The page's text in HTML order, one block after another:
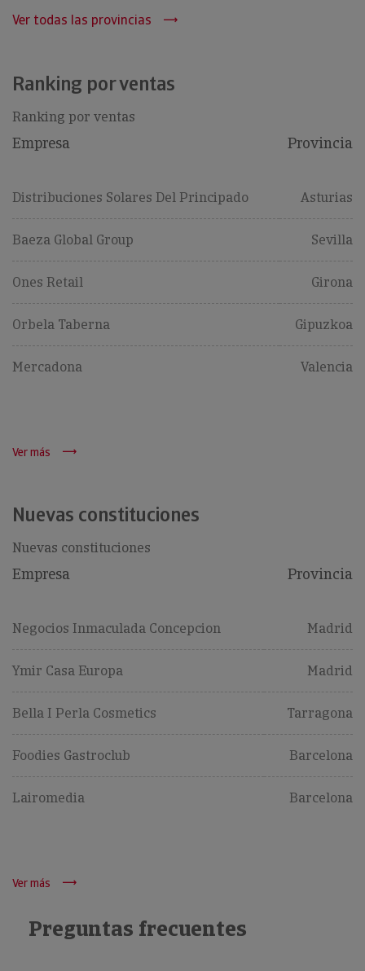
Ver todas las provincias
Ranking por ventas
Ranking por ventas
Empresa Provincia
Distribuciones Solares Del Principado Asturias
Baeza Global Group Sevilla
Ones Retail Girona
Orbela Taberna Gipuzkoa
Mercadona Valencia
Ver más
Nuevas constituciones
Nuevas constituciones
Empresa Provincia
Negocios Inmaculada Concepcion Madrid
Ymir Casa Europa Madrid
Bella I Perla Cosmetics Tarragona
Foodies Gastroclub Barcelona
Lairomedia Barcelona
Ver más
Preguntas frecuentes